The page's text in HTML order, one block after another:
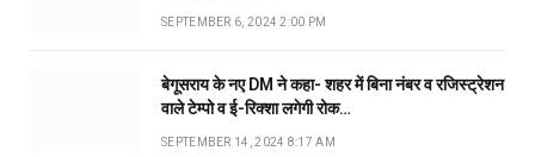
SEPTEMBER 6, 2024 2:00 PM
बेगूसराय के नए DM ने कहा- शहर में बिना नंबर व रजिस्ट्रेशन
वाले टेम्पो व ई-रिक्शा लगेगी रोक…
SEPTEMBER 14, 2024 8:17 AM